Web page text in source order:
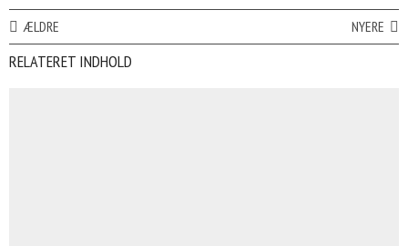
ÆLDRE NYERE
RELATERET INDHOLD